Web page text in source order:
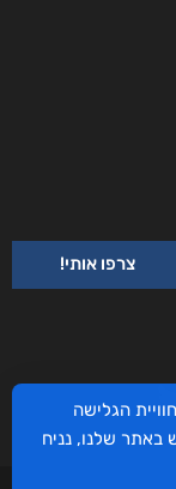
צרפו אותי!
הגלישה
שלנו, נניח